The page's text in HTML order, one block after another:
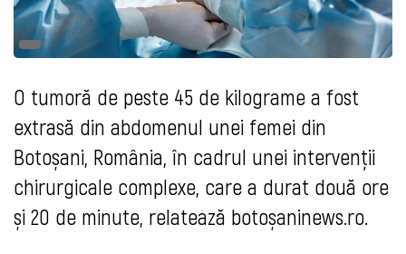
O tumoră de peste 45 de kilograme a fost
extrasă din abdomenul unei femei din
Botoșani, România, în cadrul unei intervenții
chirurgicale complexe, care a durat două ore
și 20 de minute, relatează botoșaninews.ro.